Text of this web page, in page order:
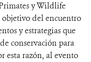
y Wildlife
del encuentro
y estrategias que
conservación para
esta razón, al evento